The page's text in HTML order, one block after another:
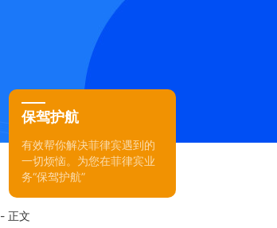
保驾护航
有效帮你解决菲律宾遇到的
一切烦恼。为您在菲律宾业
务“保驾护航”
- 正文